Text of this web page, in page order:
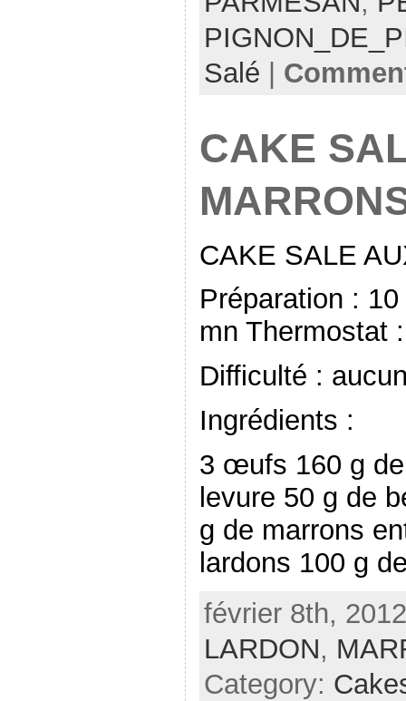
Salé |
CAKE
CAKE SALE
Préparation :
mn Thermostat
Difficulté :
Ingrédients :
3 œufs 160 g
levure 50 g de
g de marrons
lardons 100 g
février 8th,
LARDON,
Category: